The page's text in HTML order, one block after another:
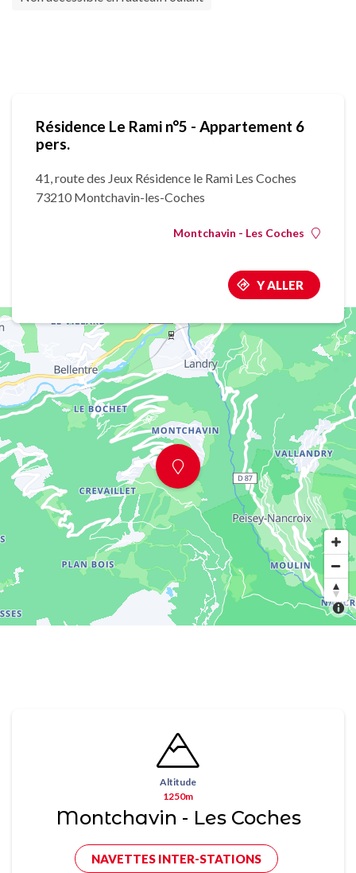
Résidence Le Rami n°5 - Appartement 6
pers.
41, route des Jeux Résidence le Rami Les Coches
73210 Montchavin-les-Coches
Montchavin - Les Coches
Y ALLER
Altitude
1250m
Montchavin - Les Coches
NAVETTES INTER-STATIONS